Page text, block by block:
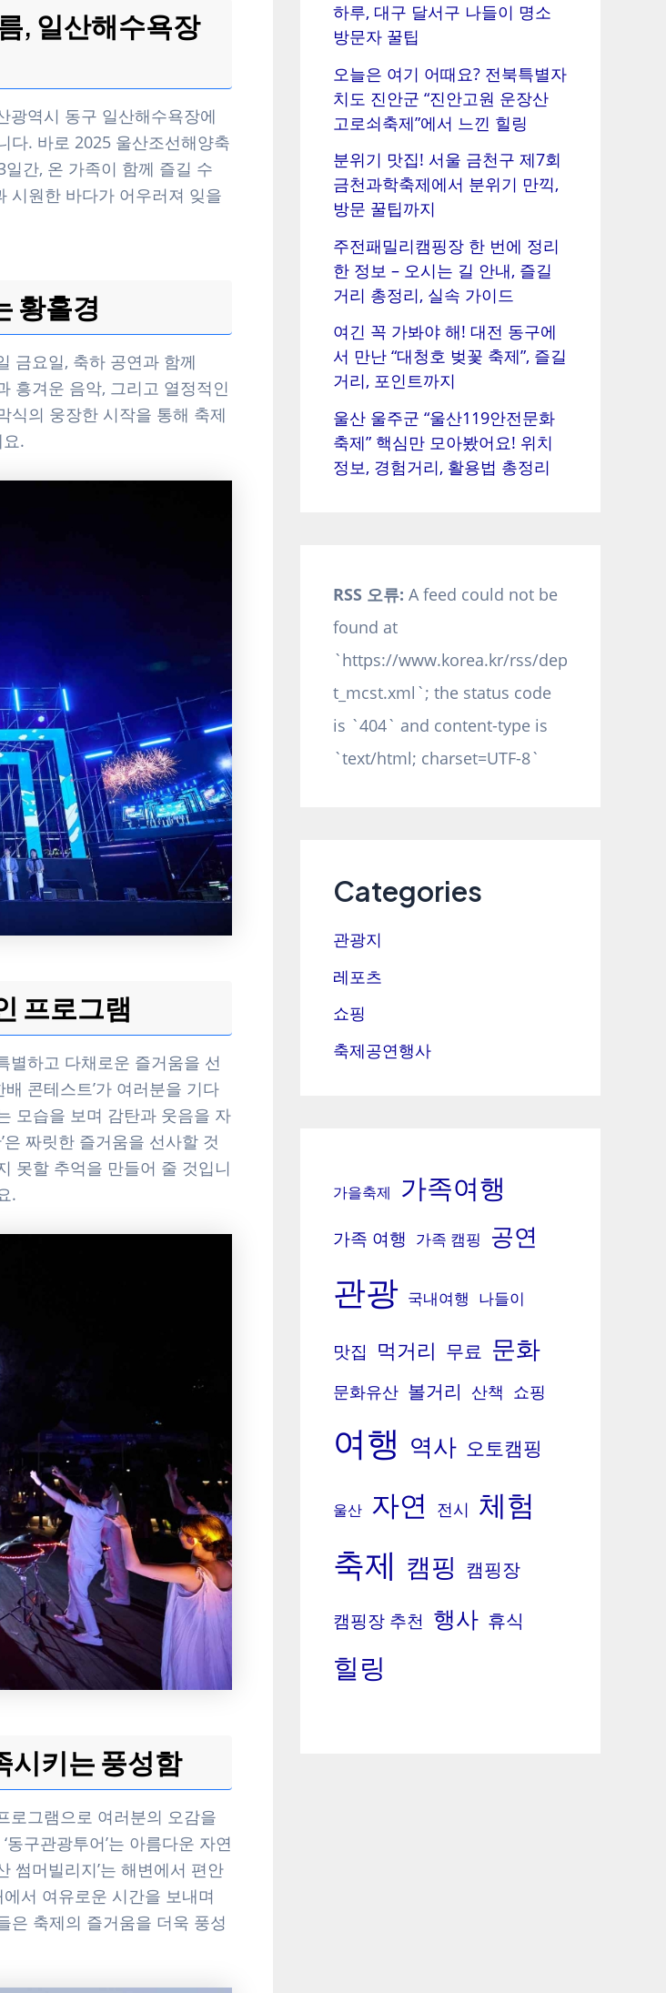
, 일산해수욕장
광역시 동구 일산해수욕장에
다. 바로 2025 울산조선해양축
간, 온 가족이 함께 즐길 수
시원한 바다가 어우러져 잊을
황홀경
금요일, 축하 공연과 함께
흥겨운 음악, 그리고 열정적인
식의 웅장한 시작을 통해 축제
.
프로그램
별하고 다채로운 즐거움을 선
콘테스트’가 여러분을 기다
모습을 보며 감탄과 웃음을 자
짜릿한 즐거움을 선사할 것
못할 추억을 만들어 줄 것입니
.
시키는 풍성함
로그램으로 여러분의 오감을
구관광투어’는 아름다운 자연
썸머빌리지’는 해변에서 편안
서 여유로운 시간을 보내며
은 축제의 즐거움을 더욱 풍성
하루, 대구 달서구 나들이 명소
방문자 꿀팁
오늘은 여기 어때요? 전북특별자
치도 진안군 “진안고원 운장산
고로쇠축제”에서 느낀 힐링
분위기 맛집! 서울 금천구 제7회
금천과학축제에서 분위기 만끽,
방문 꿀팁까지
주전패밀리캠핑장 한 번에 정리
한 정보 – 오시는 길 안내, 즐길
거리 총정리, 실속 가이드
여긴 꼭 가봐야 해! 대전 동구에
서 만난 “대청호 벚꽃 축제”, 즐길
거리, 포인트까지
울산 울주군 “울산119안전문화
축제” 핵심만 모아봤어요! 위치
정보, 경험거리, 활용법 총정리
RSS 오류: A feed could not be
found at
`https://www.korea.kr/rss/dep
t_mcst.xml`; the status code
is `404` and content-type is
`text/html; charset=UTF-8`
Categories
관광지
레포츠
쇼핑
축제공연행사
가을축제 가족여행
가족 여행 가족 캠핑 공연
관광 국내여행 나들이
맛집 먹거리 무료 문화
문화유산 볼거리 산책 쇼핑
여행 역사 오토캠핑
울산 자연 전시 체험
축제 캠핑 캠핑장
캠핑장 추천 행사 휴식
힐링